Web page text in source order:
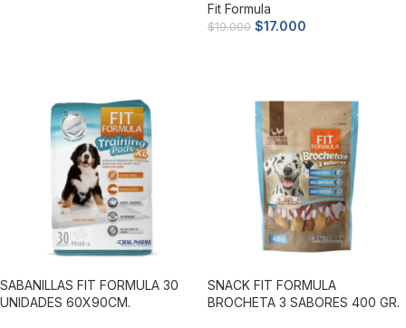
Fit Formula
$19.000 $17.000
SABANILLAS FIT FORMULA 30
UNIDADES 60X90CM.
SNACK FIT FORMULA
BROCHETA 3 SABORES 400 GR.